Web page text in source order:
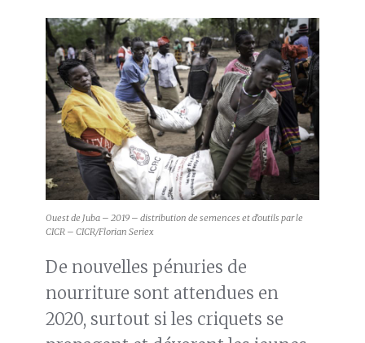
Ouest de Juba – 2019 – distribution de semences et d’outils par le
CICR – CICR/Florian Seriex
De nouvelles pénuries de
nourriture sont attendues en
2020, surtout si les criquets se